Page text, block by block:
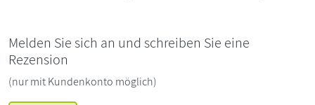
Melden Sie sich an und schreiben Sie eine
Rezension
(nur mit Kundenkonto möglich)